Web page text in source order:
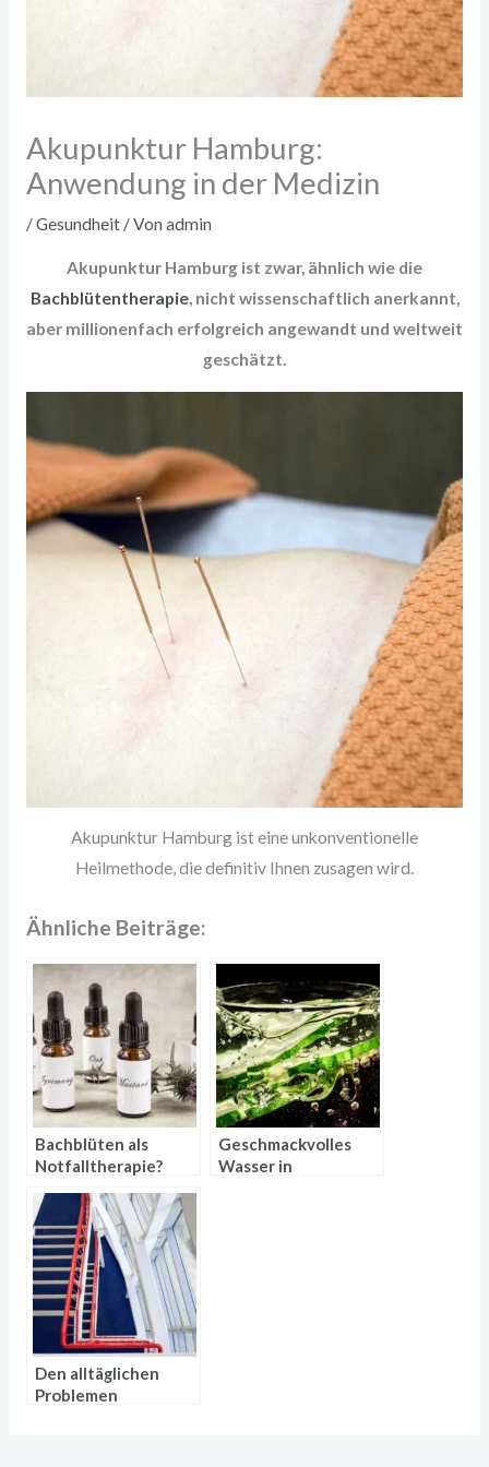
Akupunktur Hamburg:
Anwendung in der Medizin
/Gesundheit/ Von admin
Akupunktur Hamburg ist zwar, ähnlich wie die
Bachblütentherapie, nicht wissenschaftlich anerkannt,
aber millionenfach erfolgreich angewandt und weltweit
geschätzt.
Akupunktur Hamburg ist eine unkonventionelle
Heilmethode, die definitiv Ihnen zusagen wird.
Ähnliche Beiträge:
Bachblüten als
Notfalltherapie?
Geschmackvolles
Wasser in
Den alltäglichen
Problemen